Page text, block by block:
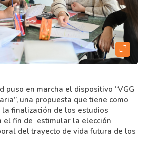
expand_content
puso en marcha el dispositivo “VGG
una propuesta que tiene como
finalización de los estudios
el fin de estimular la elección
del trayecto de vida futura de los